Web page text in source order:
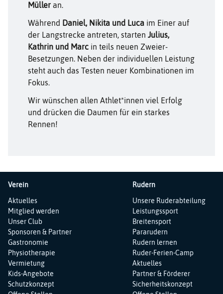
Müller an.
Während Daniel, Nikita und Luca im Einer auf
der Langstrecke antreten, starten Julius,
Kathrin und Marc in teils neuen Zweier-
Besetzungen. Neben der individuellen Leistung
steht auch das Testen neuer Kombinationen im
Fokus.
Wir wünschen allen Athlet*innen viel Erfolg
und drücken die Daumen für ein starkes
Rennen!
Verein
Navigation
überspringen
Aktuelles
Mitglied werden
Unser Club
Sponsoren & Partner
Gastronomie
Physiotherapie
Vermietung
Kids-Angebote
Schutzkonzept
Rudern
Navigation
überspringen
Unsere Ruderabteilung
Leistungssport
Breitensport
Pararudern
Rudern lernen
Ruder-Ferien-Camp
Aktuelles
Partner & Förderer
Sicherheitskonzept